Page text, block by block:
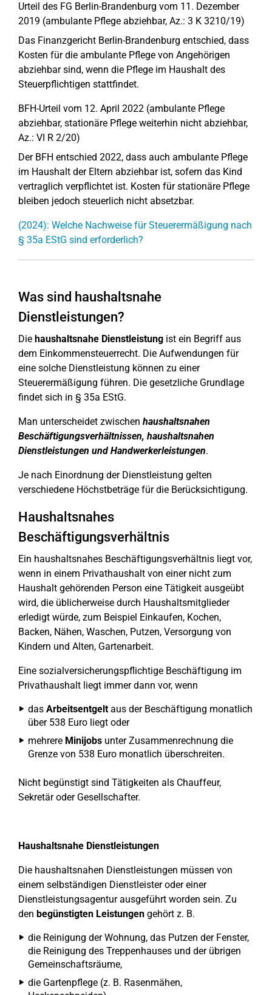
Urteil des FG Berlin-Brandenburg vom 11. Dezember
2019 (ambulante Pflege abziehbar, Az.: 3 K 3210/19)
Das Finanzgericht Berlin-Brandenburg entschied, dass
Kosten für die ambulante Pflege von Angehörigen
abziehbar sind, wenn die Pflege im Haushalt des
Steuerpflichtigen stattfindet.
BFH-Urteil vom 12. April 2022 (ambulante Pflege
abziehbar, stationäre Pflege weiterhin nicht abziehbar,
Az.: VI R 2/20)
Der BFH entschied 2022, dass auch ambulante Pflege
im Haushalt der Eltern abziehbar ist, sofern das Kind
vertraglich verpflichtet ist. Kosten für stationäre Pflege
bleiben jedoch steuerlich nicht absetzbar.
(2024): Welche Nachweise für Steuerermäßigung nach
§ 35a EStG sind erforderlich?
Was sind haushaltsnahe
Dienstleistungen?
Die haushaltsnahe Dienstleistung ist ein Begriff aus
dem Einkommensteuerrecht. Die Aufwendungen für
eine solche Dienstleistung können zu einer
Steuerermäßigung führen. Die gesetzliche Grundlage
findet sich in § 35a EStG.
Man unterscheidet zwischen haushaltsnahen
Beschäftigungsverhältnissen, haushaltsnahen
Dienstleistungen und Handwerkerleistungen.
Je nach Einordnung der Dienstleistung gelten
verschiedene Höchstbeträge für die Berücksichtigung.
Haushaltsnahes
Beschäftigungsverhältnis
Ein haushaltsnahes Beschäftigungsverhältnis liegt vor,
wenn in einem Privathaushalt von einer nicht zum
Haushalt gehörenden Person eine Tätigkeit ausgeübt
wird, die üblicherweise durch Haushaltsmitglieder
erledigt würde, zum Beispiel Einkaufen, Kochen,
Backen, Nähen, Waschen, Putzen, Versorgung von
Kindern und Alten, Gartenarbeit.
Eine sozialversicherungspflichtige Beschäftigung im
Privathaushalt liegt immer dann vor, wenn
das Arbeitsentgeltaus der Beschäftigung monatlich
über 538 Euro liegt oder
mehrere Minijobs unter Zusammenrechnung die
Grenze von 538 Euro monatlich überschreiten.
Nicht begünstigt sind Tätigkeiten als Chauffeur,
Sekretär oder Gesellschafter.
Haushaltsnahe Dienstleistungen
Die haushaltsnahen Dienstleistungen müssen von
einem selbständigen Dienstleister oder einer
Dienstleistungsagentur ausgeführt worden sein. Zu
den begünstigten Leistungen gehört z. B.
die Reinigung der Wohnung, das Putzen der Fenster,
die Reinigung des Treppenhauses und der übrigen
Gemeinschaftsräume,
die Gartenpflege (z. B. Rasenmähen,